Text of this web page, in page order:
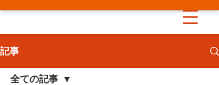
記事
全ての記事